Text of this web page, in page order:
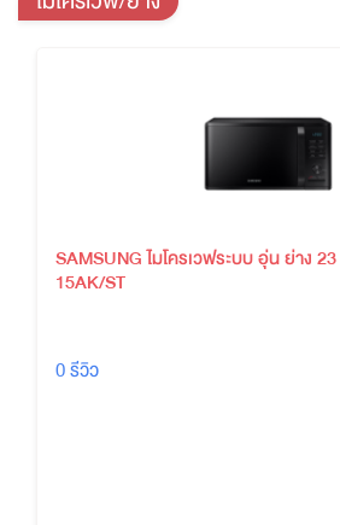
SAMSUNG ไมโครเวฟระบบ อุ่น ย่าง
15AK/ST
0 รีวิว